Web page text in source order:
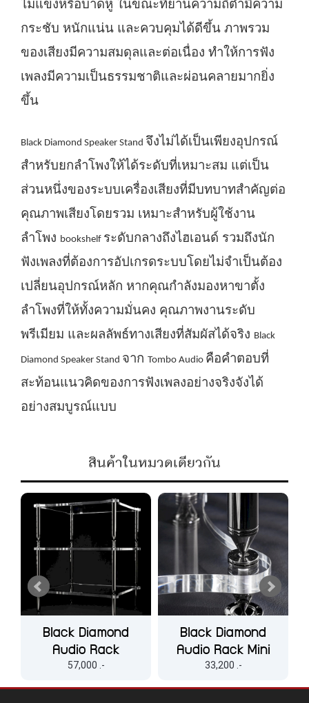
ไม่แข็งหรือบาดหู ในขณะที่ย่านความถี่ต่ำมีความ
กระชับ หนักแน่น และควบคุมได้ดีขึ้น ภาพรวม
ของเสียงมีความสมดุลและต่อเนื่อง ทำให้การฟัง
เพลงมีความเป็นธรรมชาติและผ่อนคลายมากยิ่ง
ขึ้น
Black Diamond Speaker Stand จึงไม่ได้เป็นเพียงอุปกรณ์
สำหรับยกลำโพงให้ได้ระดับที่เหมาะสม แต่เป็น
ส่วนหนึ่งของระบบเครื่องเสียงที่มีบทบาทสำคัญต่อ
คุณภาพเสียงโดยรวม เหมาะสำหรับผู้ใช้งาน
ลำโพง bookshelf ระดับกลางถึงไฮเอนด์ รวมถึงนัก
ฟังเพลงที่ต้องการอัปเกรดระบบโดยไม่จำเป็นต้อง
เปลี่ยนอุปกรณ์หลัก หากคุณกำลังมองหาขาตั้ง
ลำโพงที่ให้ทั้งความมั่นคง คุณภาพงานระดับ
พรีเมียม และผลลัพธ์ทางเสียงที่สัมผัสได้จริง Black
Diamond Speaker Stand จาก Tombo Audio คือคำตอบที่
สะท้อนแนวคิดของการฟังเพลงอย่างจริงจังได้
อย่างสมบูรณ์แบบ
สินค้าในหมวดเดียวกัน
Black Diamond
Audio Rack
57,000 .-
Black Diamond
Audio Rack Mini
33,200 .-